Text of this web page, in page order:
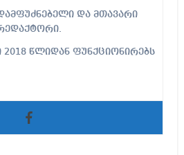
2018 წლიდან ფუნქციონირებს